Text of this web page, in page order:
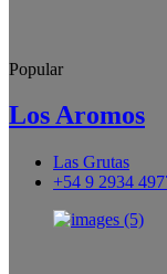
Popular
Los Aromos
Las Grutas
+54 9 2934